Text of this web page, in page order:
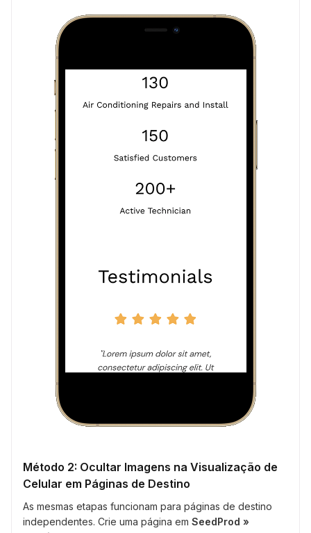
Método 2: Ocultar Imagens na Visualização de
Celular em Páginas de Destino
As mesmas etapas funcionam para páginas de destino
independentes. Crie uma página em SeedProd »